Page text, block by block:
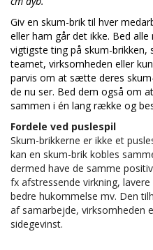
Giv en skum-brik til hver
eller ham går det ikke. Bed
vigtigste ting på skum-
teamet, virksomheden eller
parvis om at sætte deres
de nu ser. Bed dem også om
sammen i én lang række og
Fordele ved puslespil
Skum-brikkerne er ikke et
kan en skum-brik kobles
dermed have de samme
fx afstressende virkning,
bedre hukommelse mv. Den
af samarbejde, virksomheden
sidegevinst.